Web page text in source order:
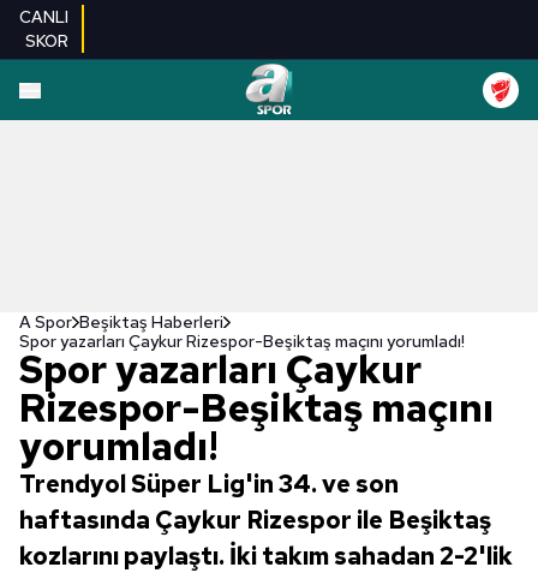
CANLI
SKOR
A Spor Beşiktaş Haberleri
Spor yazarları Çaykur Rizespor-Beşiktaş maçını yorumladı!
Spor yazarları Çaykur
Rizespor-Beşiktaş maçını
yorumladı!
Trendyol Süper Lig'in 34. ve son
haftasında Çaykur Rizespor ile Beşiktaş
kozlarını paylaştı. İki takım sahadan 2-2'lik